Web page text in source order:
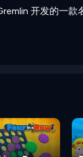
开发的一